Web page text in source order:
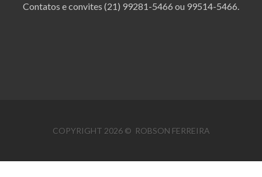
Contatos e convites (21) 99281-5466 ou 99514-5466.
COPYRIGHT 2026 © ROBSON FERREIRA